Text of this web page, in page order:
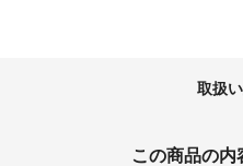
取扱
この商品の内